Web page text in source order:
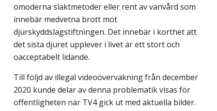
omoderna slaktmetoder eller rent av vanvård som
innebär medvetna brott mot
djurskyddslagstiftningen. Det innebär i korthet att
det sista djuret upplever i livet är ett stort och
oacceptabelt lidande.
Till följd av illegal videoövervakning från december
2020 kunde delar av denna problematik visas för
offentligheten när TV4 gick ut med aktuella bilder.